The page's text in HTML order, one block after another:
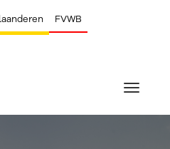
FVWB
Toggle